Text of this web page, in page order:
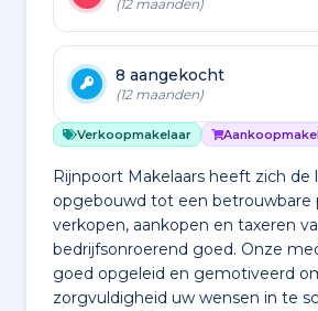
(12 maanden)
8 aangekocht
(12 maanden)
Verkoopmakelaar
Rijnpoort Makelaars heeft zich de
opgebouwd tot een betrouwbare
verkopen, aankopen en taxeren
bedrijfsonroerend goed. Onze
goed opgeleid en gemotiveerd
zorgvuldigheid uw wensen in te